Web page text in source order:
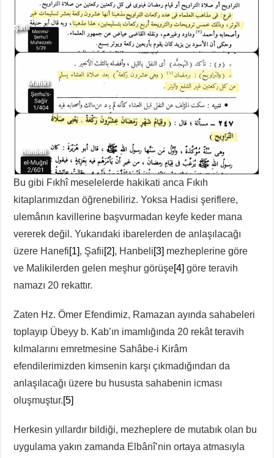
Bu gibi Fıkhî meselelerde hakikati anca Fıkıh
kitaplarımızdan öğrenebiliriz. Yoksa Hadisi şeriflere,
ulemânın kavillerine başvurmadan keyfe keder mana
vererek değil. Yukarıdaki ibarelerden de anlaşılacağı
üzere Hanefi[1], Şafii[2], Hanbeli[3] mezheplerine göre
ve Malikilerden gelen meşhur görüşe[4] göre teravih
namazı 20 rekattır.
Zaten Hz. Ömer Efendimiz, Ramazan ayında sahabeleri
toplayıp Übeyy b. Kab’ın imamlığında 20 rekât teravih
kılmalarını emretmesine Sahâbe-i Kirâm
efendilerimizden kimsenin karşı çıkmadığından da
anlaşılacağı üzere bu hususta sahabenin icması
oluşmuştur.[5]
Herkesin yıllardır bildiği, mezheplere de mutabık olan bu
uygulama yakın zamanda Elbânî’nin ortaya atmasıyla